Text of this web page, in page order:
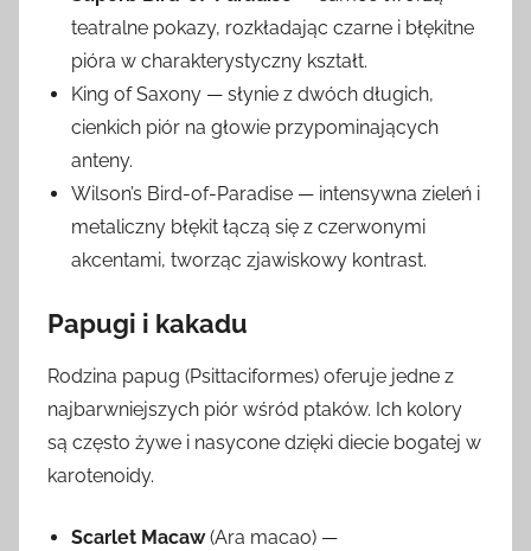
teatralne pokazy, rozkładając czarne i błękitne
pióra w charakterystyczny kształt.
King of Saxony — słynie z dwóch długich,
cienkich piór na głowie przypominających
anteny.
Wilson’s Bird-of-Paradise — intensywna zieleń i
metaliczny błękit łączą się z czerwonymi
akcentami, tworząc zjawiskowy kontrast.
Papugi i kakadu
Rodzina papug (Psittaciformes) oferuje jedne z
najbarwniejszych piór wśród ptaków. Ich kolory
są często żywe i nasycone dzięki diecie bogatej w
karotenoidy.
Scarlet Macaw(Ara macao) —